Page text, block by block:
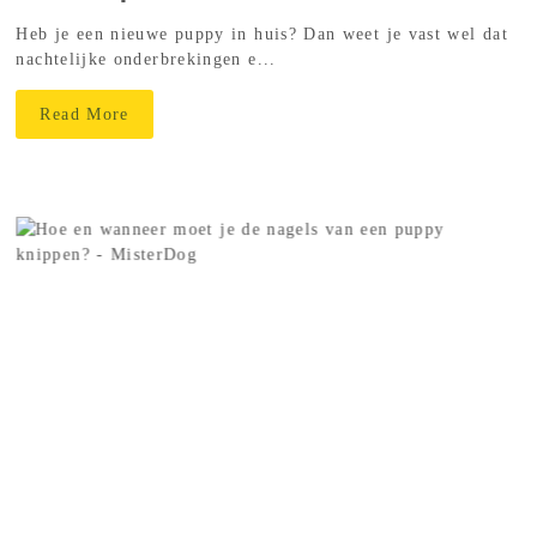
Heb je een nieuwe puppy in huis? Dan weet je vast wel dat
nachtelijke onderbrekingen e...
Read More